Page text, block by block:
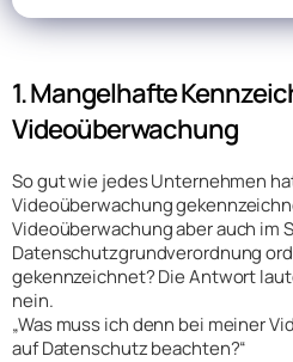
1. Mangelhafte
Videoüberwachung
So gut wie jedes Unternehmen
Videoüberwachung
Videoüberwachung aber auch im
Datenschutzgrundverordnung
gekennzeichnet? Die Antwort
nein.
„Was muss ich denn bei meiner
auf Datenschutz beachten?“